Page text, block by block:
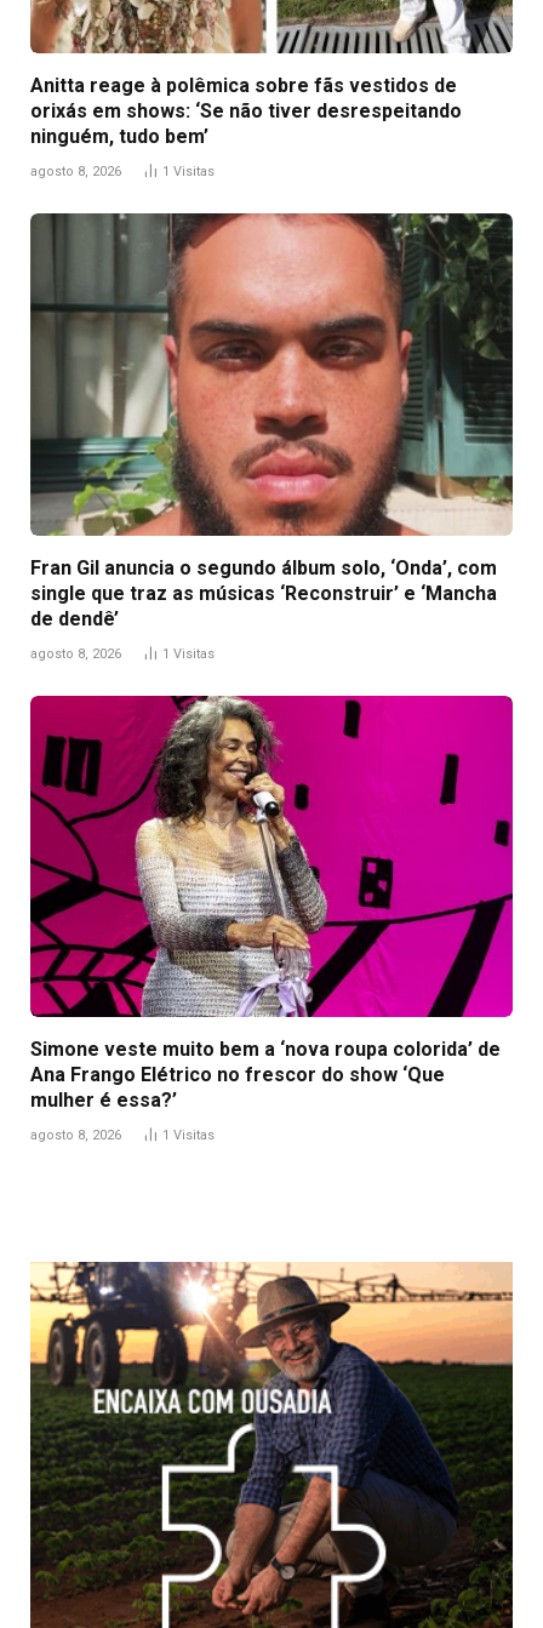
Anitta reage à polêmica sobre fãs vestidos de
orixás em shows: ‘Se não tiver desrespeitando
ninguém, tudo bem’
agosto 8, 2026 1 Visitas
Fran Gil anuncia o segundo álbum solo, ‘Onda’, com
single que traz as músicas ‘Reconstruir’ e ‘Mancha
de dendê’
agosto 8, 2026 1 Visitas
Simone veste muito bem a ‘nova roupa colorida’ de
Ana Frango Elétrico no frescor do show ‘Que
mulher é essa?’
agosto 8, 2026 1 Visitas